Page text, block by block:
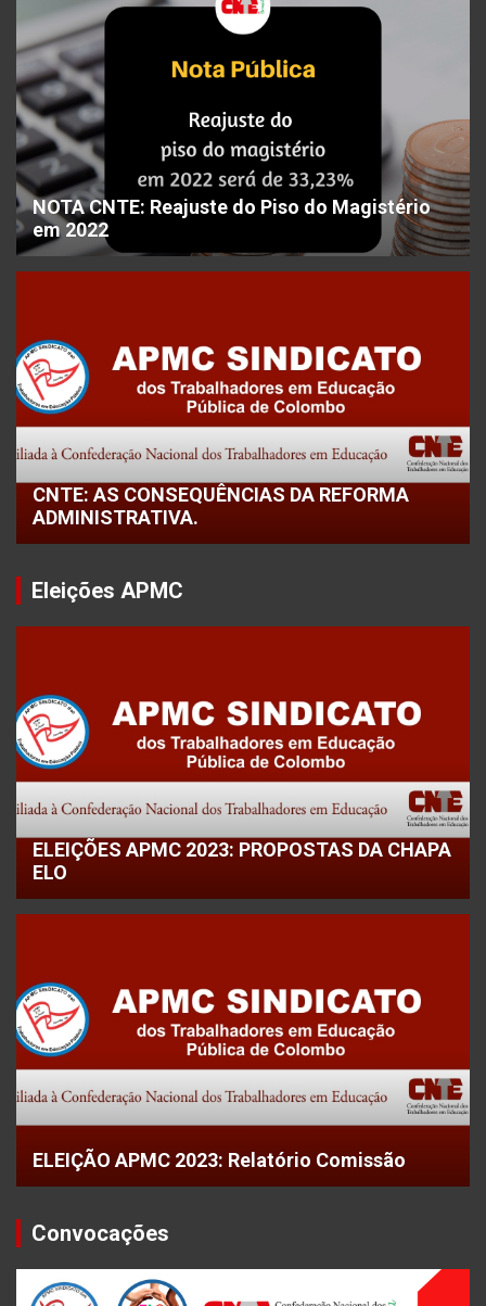
NOTA CNTE: Reajuste do Piso do Magistério
em 2022
CNTE: AS CONSEQUÊNCIAS DA REFORMA
ADMINISTRATIVA.
Eleições APMC
ELEIÇÕES APMC 2023: PROPOSTAS DA CHAPA
ELO
ELEIÇÃO APMC 2023: Relatório Comissão
Convocações